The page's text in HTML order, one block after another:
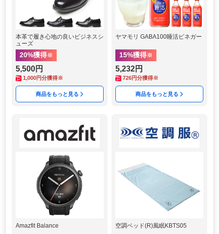
本革で履き心地の良いビジネスシ
ューズ
20%獲得※
5,500円
1,000円分獲得※
商品をもっと見る
ヤマモリ GABA100睡活ビネガー
15%獲得※
5,232円
726円分獲得※
商品をもっと見る
Amazfit Balance 空調ベッド(R)風眠KBTS05